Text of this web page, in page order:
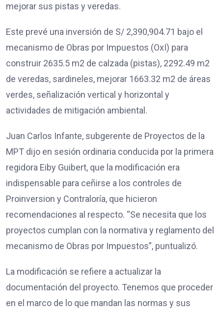
mejorar sus pistas y veredas.
Este prevé una inversión de S/ 2,390,904.71 bajo el
mecanismo de Obras por Impuestos (OxI) para
construir 2635.5 m2 de calzada (pistas), 2292.49 m2
de veredas, sardineles, mejorar 1663.32 m2 de áreas
verdes, señalización vertical y horizontal y
actividades de mitigación ambiental.
Juan Carlos Infante, subgerente de Proyectos de la
MPT dijo en sesión ordinaria conducida por la primera
regidora Eiby Guibert, que la modificación era
indispensable para ceñirse a los controles de
Proinversion y Contraloría, que hicieron
recomendaciones al respecto. “Se necesita que los
proyectos cumplan con la normativa y reglamento del
mecanismo de Obras por Impuestos”, puntualizó.
La modificación se refiere a actualizar la
documentación del proyecto. Tenemos que proceder
en el marco de lo que mandan las normas y sus